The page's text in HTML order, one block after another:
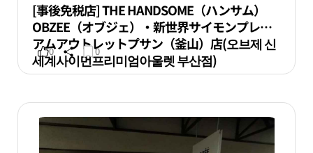
[事後免税店] THE HANDSOME（ハンサム）
OBZEE（オブジェ）・新世界サイモンプレミ
アムアウトレットプサン（釜山）店(오브제 신
세계사이먼프리미엄아울렛 부산점)
0 0